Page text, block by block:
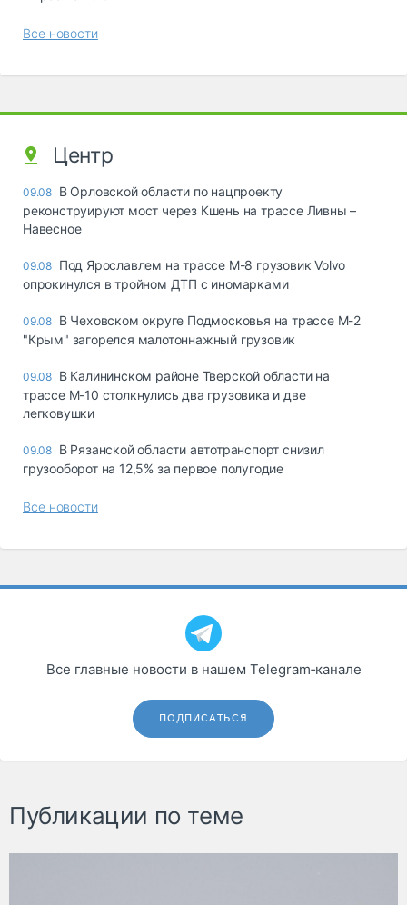
Все новости
Центр
09.08 В Орловской области по нацпроекту
реконструируют мост через Кшень на трассе Ливны –
Навесное
09.08 Под Ярославлем на трассе М-8 грузовик Volvo
опрокинулся в тройном ДТП с иномарками
09.08 В Чеховском округе Подмосковья на трассе М-2
"Крым" загорелся малотоннажный грузовик
09.08 В Калининском районе Тверской области на
трассе М-10 столкнулись два грузовика и две
легковушки
09.08 В Рязанской области автотранспорт снизил
грузооборот на 12,5% за первое полугодие
Все новости
Все главные новости в нашем Telegram‑канале
ПОДПИСАТЬСЯ
Публикации по теме